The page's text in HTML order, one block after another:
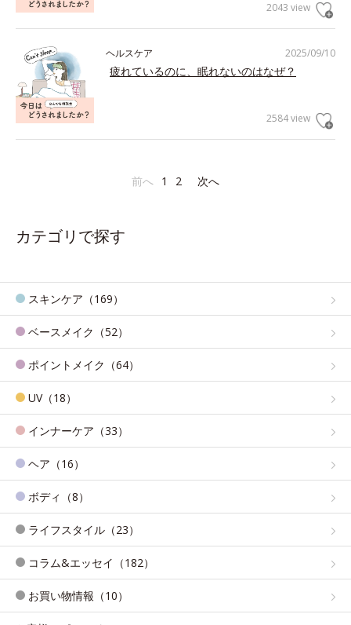
2043 view
2025/09/10
ヘルスケア
疲れているのに、眠れないのはなぜ？
2584 view
前へ 1 2 次へ
カテゴリで探す
スキンケア（169）
ベースメイク（52）
ポイントメイク（64）
UV（18）
インナーケア（33）
ヘア（16）
ボディ（8）
ライフスタイル（23）
コラム&エッセイ（182）
お買い物情報（10）